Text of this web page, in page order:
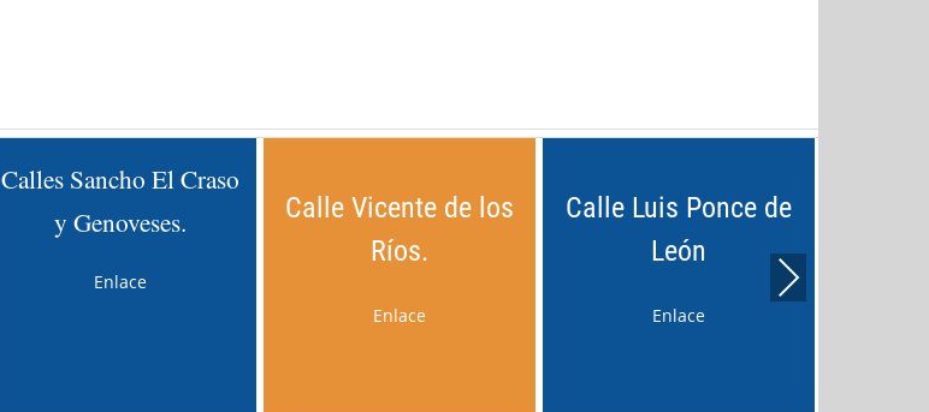
Calles Sancho El Craso
y Genoveses.
Enlace
Calle Vicente de los
Ríos.
Enlace
Calle Luis Ponce de
León
Enlace
Next